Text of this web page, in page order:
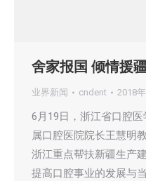
舍家报国 倾情援
业界新闻 cndent 2018
6月19日，浙江省口腔
属口腔医院院长王慧明
浙江重点帮扶新疆生产
提高口腔事业的发展与